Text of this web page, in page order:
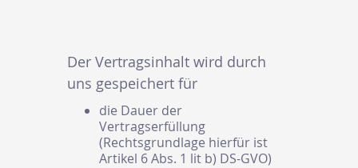
Der Vertragsinhalt wird durch
uns gespeichert für
die Dauer der
Vertragserfüllung
(Rechtsgrundlage hierfür ist
Artikel 6 Abs. 1 lit b) DS-GVO)